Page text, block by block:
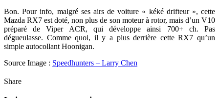
Bon. Pour info, malgré ses airs de voiture « kéké drifteur », cette
Mazda RX7 est doté, non plus de son moteur à rotor, mais d’un V10
préparé de Viper ACR, qui développe ainsi 700+ ch. Pas
dégueulasse. Comme quoi, il y a plus derrière cette RX7 qu’un
simple autocollant Hoonigan.
Source Image : Speedhunters – Larry Chen
Share